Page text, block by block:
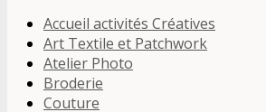
Accueil activités Créatives
Art Textile et Patchwork
Atelier Photo
Broderie
Couture